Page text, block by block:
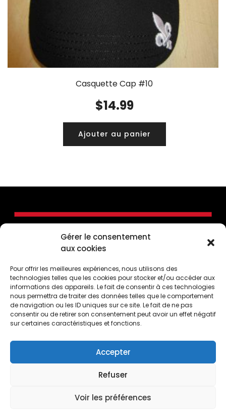
Gérer le consentement
aux cookies
Pour offrir les meilleures expériences, nous utilisons des
technologies telles que les cookies pour stocker et/ou accéder aux
informations des appareils. Le fait de consentir à ces technologies
nous permettra de traiter des données telles que le comportement
de navigation ou les ID uniques sur ce site. Le fait de ne pas
consentir ou de retirer son consentement peut avoir un effet négatif
sur certaines caractéristiques et fonctions.
Accepter
Refuser
Voir les préférences
Casquette Cap #10
$14.99
Ajouter au panier
CONTACTEZ-NOUS
1 (418) 694-7393
info@boutiqueloulou.com